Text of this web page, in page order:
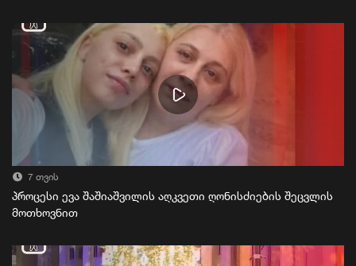
7 თვის
პროცესი ევა შაშიაშვილის აღკვეთი ღონისძიების შეცვლის
მოთხოვნით